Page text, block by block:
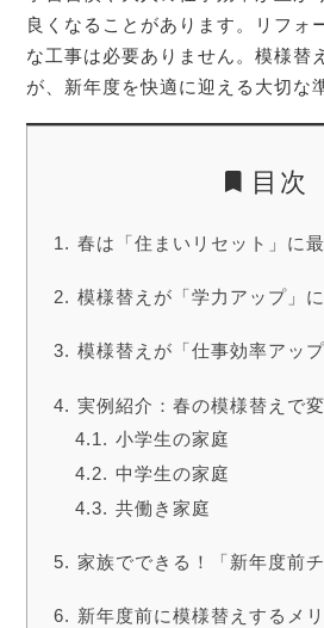
良くなることがあります。リフォ
な工事は必要ありません。模様替
が、新年度を快適に迎える大切な
目次
春は「住まいリセット」に
模様替えが「学力アップ」
模様替えが「仕事効率アッ
実例紹介：春の模様替えで
小学生の家庭
中学生の家庭
共働き家庭
家族でできる！「新年度前
新年度前に模様替えするメ